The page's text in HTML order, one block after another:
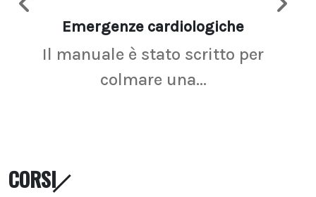
Emergenze cardiologiche
Il manuale è stato scritto per
colmare una...
CORSI